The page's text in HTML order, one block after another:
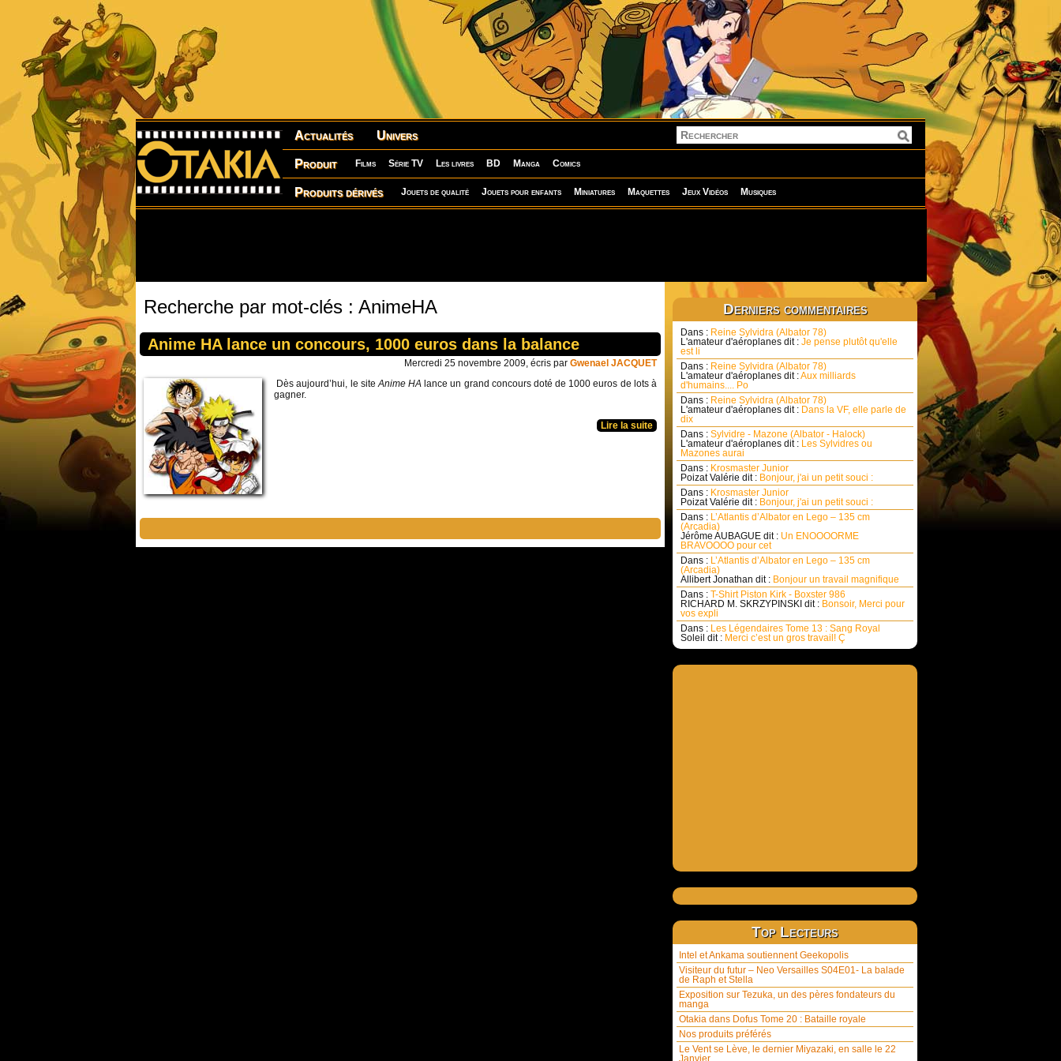
Actualités Univers
Produit Films Série TV Les livres BD Manga Comics
Produits dérivés Jouets de qualité Jouets pour enfants Miniatures Maquettes Jeux Vidéos Musiques
Recherche par mot-clés : AnimeHA
Anime HA lance un concours, 1000 euros dans la balance
Mercredi 25 novembre 2009, écris par Gwenael JACQUET
Dès aujourd’hui, le siteAnime HA lance un grand concours doté de 1000 euros de lots à
gagner.
Lire la suite
Derniers commentaires
Dans : Reine Sylvidra (Albator 78)
L'amateur d'aéroplanes dit : Je pense plutôt qu'elle
est li
Dans : Reine Sylvidra (Albator 78)
L'amateur d'aéroplanes dit :Aux milliards
d'humains.... Po
Dans : Reine Sylvidra (Albator 78)
L'amateur d'aéroplanes dit : Dans la VF, elle parle de
dix
Dans : Sylvidre - Mazone (Albator - Halock)
L'amateur d'aéroplanes dit : Les Sylvidres ou
Mazones aurai
Dans : Krosmaster Junior
Poizat Valérie dit : Bonjour, j'ai un petit souci :
Dans : Krosmaster Junior
Poizat Valérie dit : Bonjour, j'ai un petit souci :
Dans : L’Atlantis d’Albator en Lego – 135 cm
(Arcadia)
Jérôme AUBAGUE dit : Un ENOOOORME
BRAVOOOO pour cet
Dans : L’Atlantis d’Albator en Lego – 135 cm
(Arcadia)
Allibert Jonathan dit : Bonjour un travail magnifique
Dans : T-Shirt Piston Kirk - Boxster 986
RICHARD M. SKRZYPINSKI dit : Bonsoir, Merci pour
vos expli
Dans : Les Légendaires Tome 13 : Sang Royal
Soleil dit : Merci c’est un gros travail! Ç
Top Lecteurs
Intel et Ankama soutiennent Geekopolis
Visiteur du futur – Neo Versailles S04E01- La balade
de Raph et Stella
Exposition sur Tezuka, un des pères fondateurs du
manga
Otakia dans Dofus Tome 20 : Bataille royale
Nos produits préférés
Le Vent se Lève, le dernier Miyazaki, en salle le 22
Janvier